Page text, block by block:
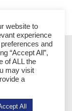
PAULO
VITÓRIA
Rio de Janeiro -
website to
experience
and
“Accept All”,
of ALL the
may visit
a
All